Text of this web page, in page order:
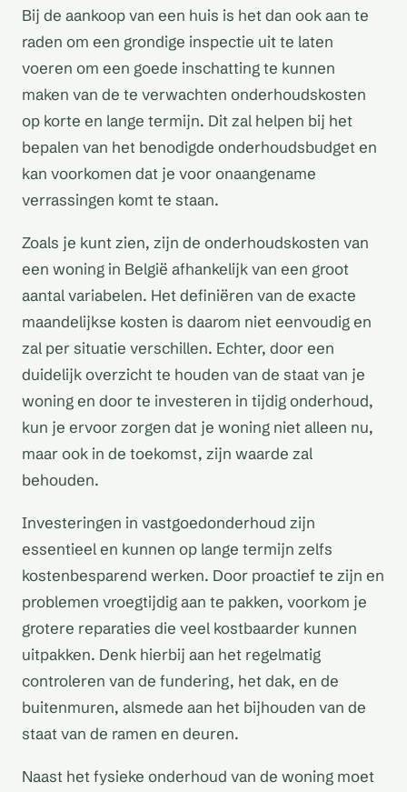
Bij de aankoop van een huis is het dan ook aan te
raden om een grondige inspectie uit te laten
voeren om een goede inschatting te kunnen
maken van de te verwachten onderhoudskosten
op korte en lange termijn. Dit zal helpen bij het
bepalen van het benodigde onderhoudsbudget en
kan voorkomen dat je voor onaangename
verrassingen komt te staan.
Zoals je kunt zien, zijn de onderhoudskosten van
een woning in België afhankelijk van een groot
aantal variabelen. Het definiëren van de exacte
maandelijkse kosten is daarom niet eenvoudig en
zal per situatie verschillen. Echter, door een
duidelijk overzicht te houden van de staat van je
woning en door te investeren in tijdig onderhoud,
kun je ervoor zorgen dat je woning niet alleen nu,
maar ook in de toekomst, zijn waarde zal
behouden.
Investeringen in vastgoedonderhoud zijn
essentieel en kunnen op lange termijn zelfs
kostenbesparend werken. Door proactief te zijn en
problemen vroegtijdig aan te pakken, voorkom je
grotere reparaties die veel kostbaarder kunnen
uitpakken. Denk hierbij aan het regelmatig
controleren van de fundering, het dak, en de
buitenmuren, alsmede aan het bijhouden van de
staat van de ramen en deuren.
Naast het fysieke onderhoud van de woning moet